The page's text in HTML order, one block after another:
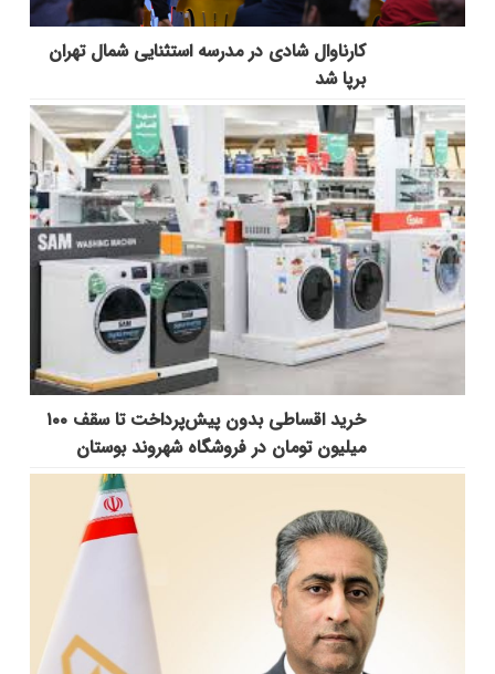
کارناوال شادی در مدرسه استثنایی شمال تهران
برپا شد
خرید اقساطی بدون پیش‌پرداخت تا سقف ۱۰۰
میلیون تومان در فروشگاه شهروند بوستان